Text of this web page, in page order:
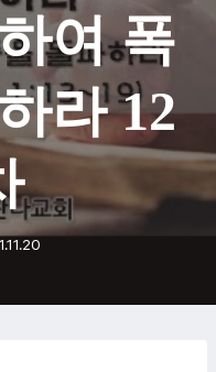
여 폭
라 12